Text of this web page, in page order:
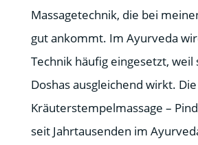
Massagetechnik, die bei
gut ankommt. Im Ayurveda
Technik häufig eingesetzt, weil
Doshas ausgleichend wirkt. Die
Kräuterstempelmassage –
seit Jahrtausenden im